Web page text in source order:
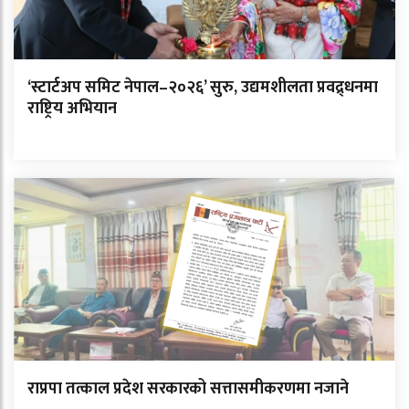
‘स्टार्टअप समिट नेपाल–२०२६’ सुरु, उद्यमशीलता प्रवद्र्धनमा
राष्ट्रिय अभियान
राप्रपा तत्काल प्रदेश सरकारको सत्तासमीकरणमा नजाने